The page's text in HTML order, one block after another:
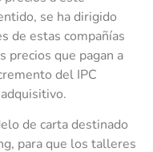
se ha dirigido
de estas compañías
precios que pagan a
del IPC
de carta destinado
para que los talleres